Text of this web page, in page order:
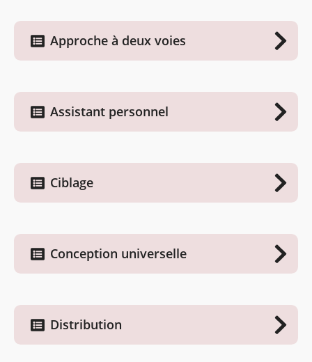
Approche à deux voies
Assistant personnel
Ciblage
Conception universelle
Distribution